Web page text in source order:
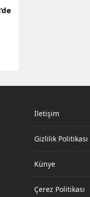
İletişim
Gizlilik Politikası
Künye
Çerez Politikası